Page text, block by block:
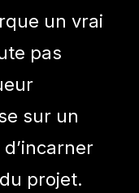
un vrai
pas
sur un
projet.